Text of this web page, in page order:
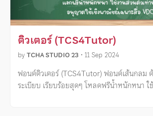
ติวเตอร์ (TCS4Tutor)
byTCHA STUDIO 23 • 11 Sep 2024
ฟอนต์ติวเตอร์ (TCS4Tutor) ฟอนต์เส้นกลม
ระเบียบ เรียบร้อยสุดๆ โหลดฟรีน้ำหนักหนา ใ